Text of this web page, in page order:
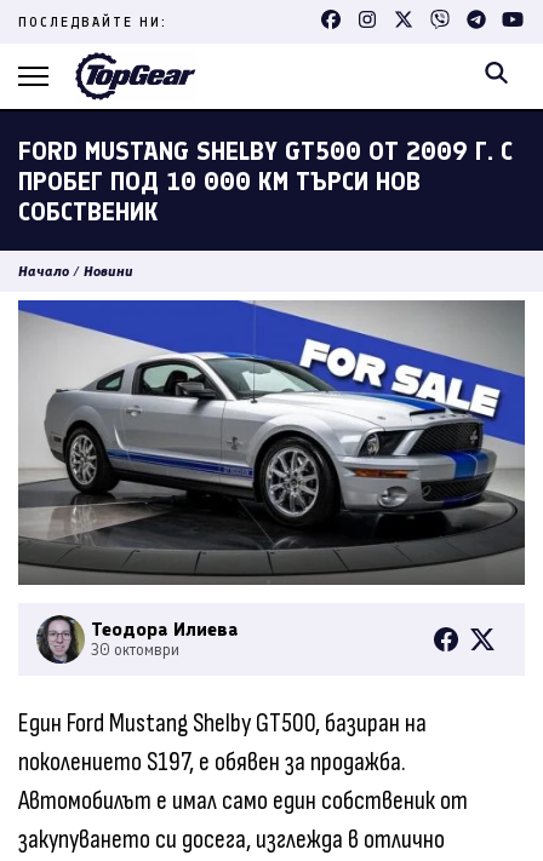
Skip
content
ПОСЛЕДВАЙТЕ НИ:
FORD MUSTANG SHELBY GT500 ОТ 2009 Г. С
ПРОБЕГ ПОД 10 000 КМ ТЪРСИ НОВ
СОБСТВЕНИК
Начало / Новини
Теодора Илиева
30 октомври
Един Ford Mustang Shelby GT500, базиран на
поколението S197, е обявен за продажба.
Автомобилът е имал само един собственик от
закупуването си досега, изглежда в отлично